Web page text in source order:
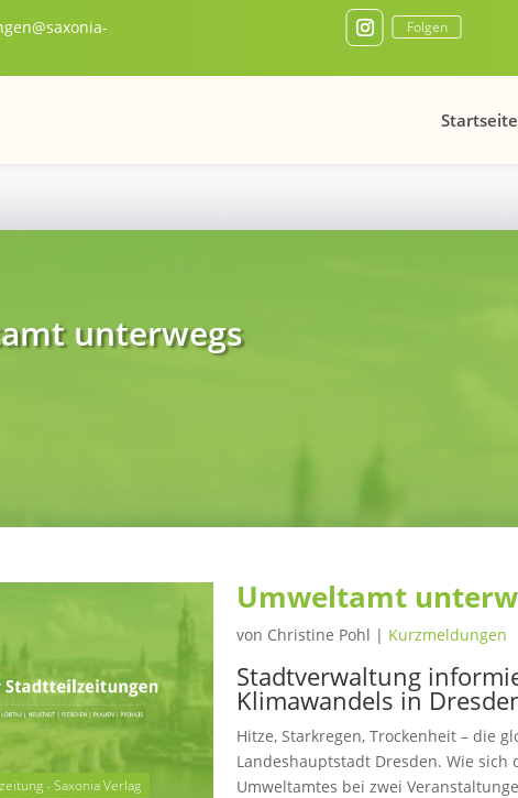
Folgen
Startseite
unterwegs
- Saxonia Verlag
Umweltamt
von Christine Pohl | Kurzmeldungen
Stadtverwaltung
Klimawandels in
Hitze, Starkregen, Trockenheit – die
Landeshauptstadt Dresden. Wie
Umweltamtes bei zwei